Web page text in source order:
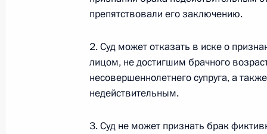
Федеральный закон от
О внесении изменений в Кодекс
Федерального закона «Об обеспечении
26 июля 2026 года
препятствовали его заключению.
2. Суд может отказать в иске о
лицом, не достигшим брачного
несовершеннолетнего супруга, а
недействительным.
3. Суд не может признать брак